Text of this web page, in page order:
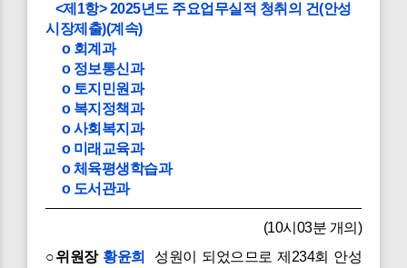
<제1항> 2025년도 주요업무실적 청취의 건(안성
시장제출)(계속)
o 회계과
o 정보통신과
o 토지민원과
o 복지정책과
o 사회복지과
o 미래교육과
o 체육평생학습과
o 도서관과
(10시03분 개의)
○위원장 황윤희
성원이 되었으므로 제234회 안성